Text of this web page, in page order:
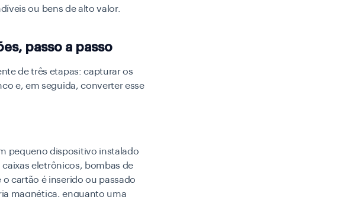
ou bens de alto valor.
passo a passo
de três etapas: capturar os
e, em seguida, converter esse
pequeno dispositivo instalado
eletrônicos, bombas de
cartão é inserido ou passado
magnética, enquanto uma